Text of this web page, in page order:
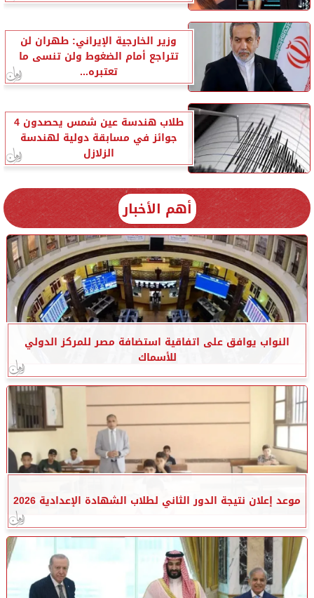
وزير الخارجية الإيراني: طهران لن
تتراجع أمام الضغوط ولن تنسى ما
تعتبره...
طلاب هندسة عين شمس يحصدون 4
جوائز في مسابقة دولية لهندسة
الزلازل
أهم الأخبار
النواب يوافق على اتفاقية استضافة مصر للمركز الدولي
للأسماك
موعد إعلان نتيجة الدور الثاني لطلاب الشهادة الإعدادية 2026